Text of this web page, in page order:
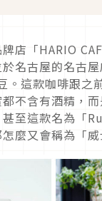
店「HARIO
名古屋的名古
。這款咖啡跟之
不含有酒精，
至這款名為「
麼又會稱為「